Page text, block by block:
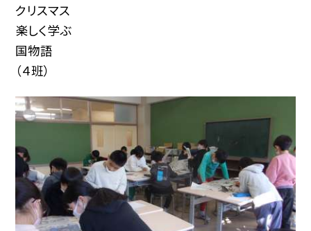
クリスマス
楽しく学ぶ
国物語
（４班）